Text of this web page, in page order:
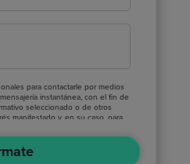
para contactarle por medios
instantánea, con el fin de
seleccionado o de otros
manifestado y, en su caso, para
Northius, con el objeto de que
de productos y servicios
los derechos de acceso,